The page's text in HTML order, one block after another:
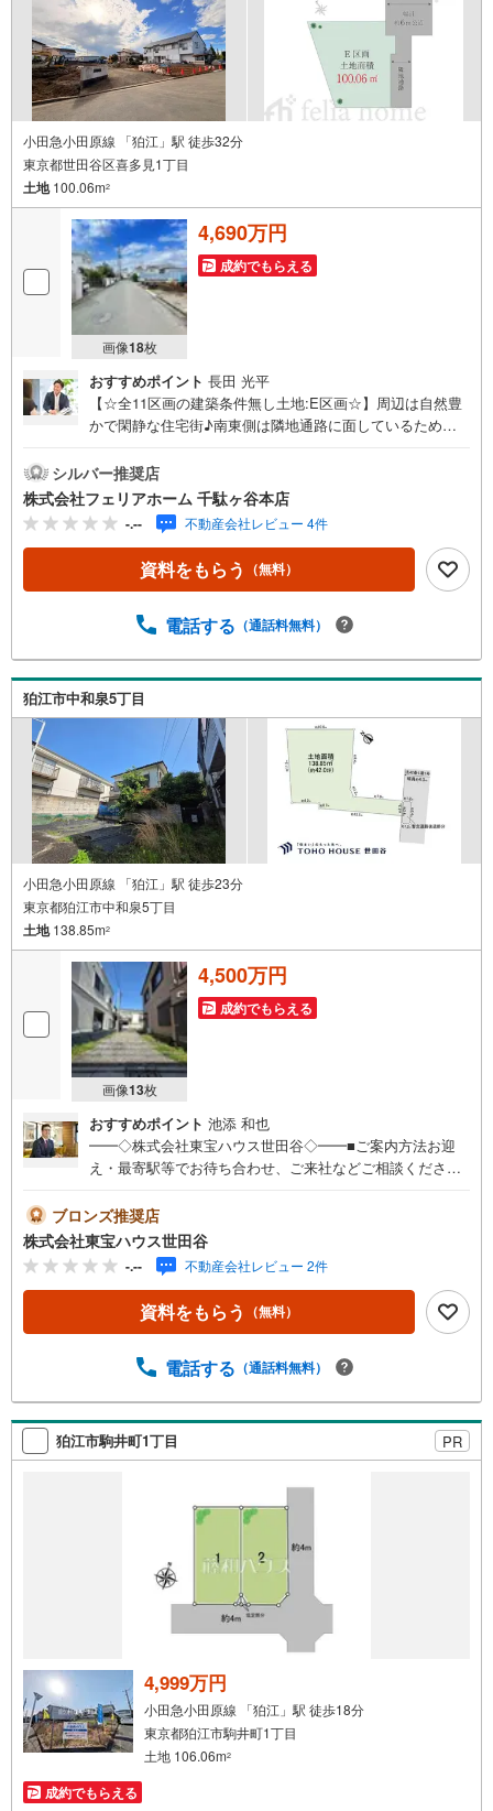
金と譲渡はできません。”
小田急小田原線 「狛江」駅 徒歩32分
東京都世田谷区喜多見1丁目
土地100.06m2
画像18枚
4,690万円
成約でもらえる
おすすめポイント 長田 光平
【☆全11区画の建築条件無し土地:E区画☆】周辺は自然豊
かで閑静な住宅街♪南東側は隣地通路に面しているため日
スメーカーにて建築可能です◎フェリアホーム千駄ヶ谷本
店は、土地・新築戸建・中古戸建・中古マンションなど幅
広い物件を取り扱っております。ご購入をご検討のお客様
やご売却をご検討のお手伝いが可能です!!■インターネット
予約で当日見学が可能です（1）［室内・現地を見学する］
をクリック（2）本日～4日以内をご希望の方は「ご要望・
お電話でのお問い合わせがスムーズです。【Yahoo！ 不動
ポイントがもらえる「Yahoo！不動産 物件ご成約キャンペ
ーン」の対象になります。「資料をもらう」「見学予約を
する」ボタンからお問い合わせください。※必ずYahoo！ J
APAN IDでログインしてください。※PayPayポイントは出
金と譲渡はできません。”
シルバー推奨店
株式会社フェリアホーム 千駄ヶ谷本店
-.-- 不動産会社レビュー 4件
資料をもらう （無料）
電話する （通話料無料）
狛江市中和泉5丁目
小田急小田原線 「狛江」駅 徒歩23分
東京都狛江市中和泉5丁目
土地138.85m2
画像13枚
4,500万円
成約でもらえる
おすすめポイント 池添 和也
━━◇株式会社東宝ハウス世田谷◇━━■ご案内方法お迎
え・最寄駅等でお待ち合わせ、ご来社などご相談くださ
をいたします。■ご予約方法【】当社にて直接お電話くださ
い。メールでのご予約も承ります。突然のご来店でも対応
可能です。事前に鍵の手配が必要な場合がございます。お
早目にご連絡をいただけると、大変スムーズです。■その
他、各種ご相談もお気軽にどうぞ！◎ファイナンシャルプ
ランナーによるライフシミュレーション・生活収支のキャ
フプランに合った資金計画のご提案・効果的な生命保険の
「どのくらい」するのが効果的？・どこの銀行で借りると
お得なの？・適切な借入額は？■キッズスペースもございま
す☆DVD、おもちゃ、絵本、ぬりえなど充実させておりま
ブロンズ推奨店
株式会社東宝ハウス世田谷
-.-- 不動産会社レビュー 2件
資料をもらう （無料）
電話する （通話料無料）
狛江市駒井町1丁目 PR
4,999万円
小田急小田原線 「狛江」駅 徒歩18分
東京都狛江市駒井町1丁目
土地 106.06m2
成約でもらえる